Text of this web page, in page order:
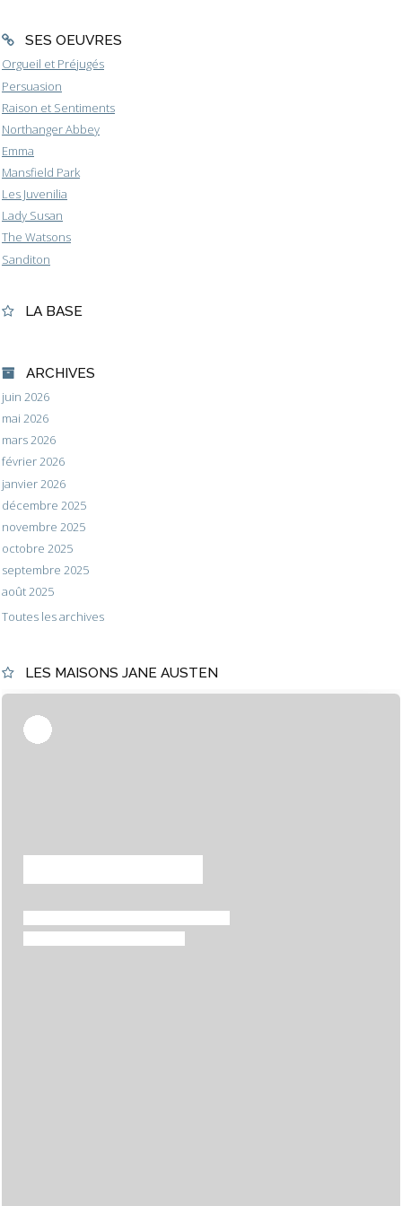
SES OEUVRES
Orgueil et Préjugés
Persuasion
Raison et Sentiments
Northanger Abbey
Emma
Mansfield Park
Les Juvenilia
Lady Susan
The Watsons
Sanditon
LA BASE
ARCHIVES
juin 2026
mai 2026
mars 2026
février 2026
janvier 2026
décembre 2025
novembre 2025
octobre 2025
septembre 2025
août 2025
Toutes les archives
LES MAISONS JANE AUSTEN